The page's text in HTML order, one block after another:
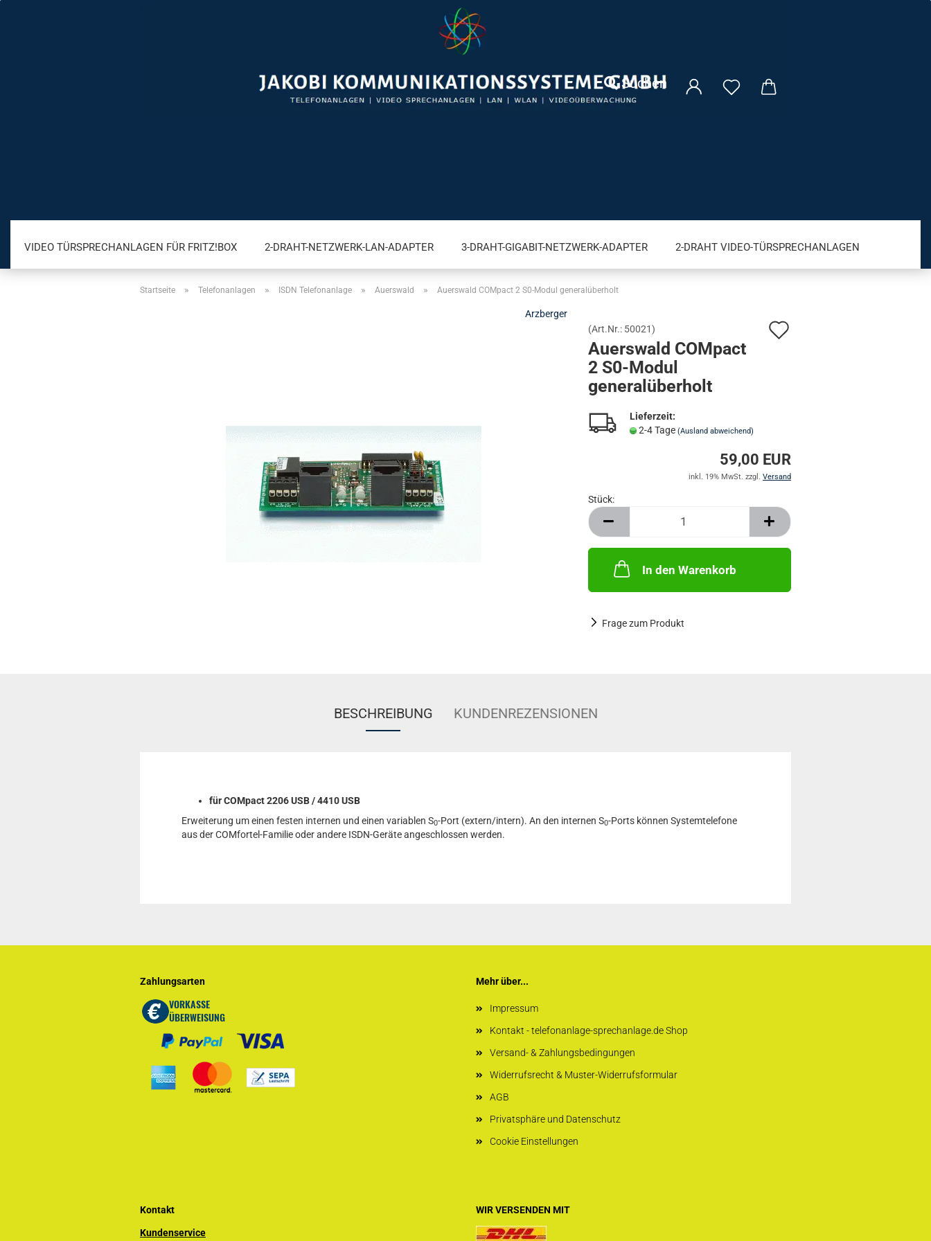
Suchen
VIDEO TÜRSPRECHANLAGEN FÜR FRITZ!BOX 2-DRAHT-NETZWERK-LAN-ADAPTER 3-DRAHT-GIGABIT-NETZWERK-ADAPTER 2-DRAHT VIDEO-TÜRSPRECHANLAGEN
A/B TÜRSPRECHANLAGEN IP TÜRSPRECHANLAGEN VIDEO BRIEFKASTENSPRECHANLAGEN FÜR FRITZ!BOX AVM FRITZ! PRODUKTE
IP VIDEOKAMERAS FÜR AVM FRITZ!BOX TÜRANSCHALTMODULE UND ZUBEHÖR
Startseite » Telefonanlagen » ISDN Telefonanlage » Auerswald » Auerswald COMpact 2 S0-Modul generalüberholt
Arzberger
(Art.Nr.: 50021)
Auerswald COMpact
2 S0-Modul
generalüberholt
Lieferzeit:
2-4 Tage (Ausland abweichend)
59,00 EUR
inkl. 19% MwSt. zzgl. Versand
Stück:
Stück
In den Warenkorb
Frage zum Produkt
BESCHREIBUNG KUNDENREZENSIONEN
für COMpact 2206 USB / 4410 USB
Erweiterung um einen festen internen und einen variablen S0-Port (extern/intern). An den internen S0-Ports können Systemtelefone
aus der COMfortel-Familie oder andere ISDN-Geräte angeschlossen werden.
Zahlungsarten Mehr über...
Impressum
Kontakt - telefonanlage-sprechanlage.de Shop
Versand- & Zahlungsbedingungen
Widerrufsrecht & Muster-Widerrufsformular
AGB
Privatsphäre und Datenschutz
Cookie Einstellungen
Kontakt
Kundenservice
WIR VERSENDEN MIT